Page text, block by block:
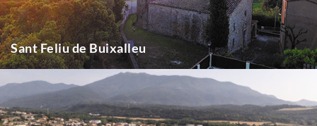
Sant Feliu de Buixalleu